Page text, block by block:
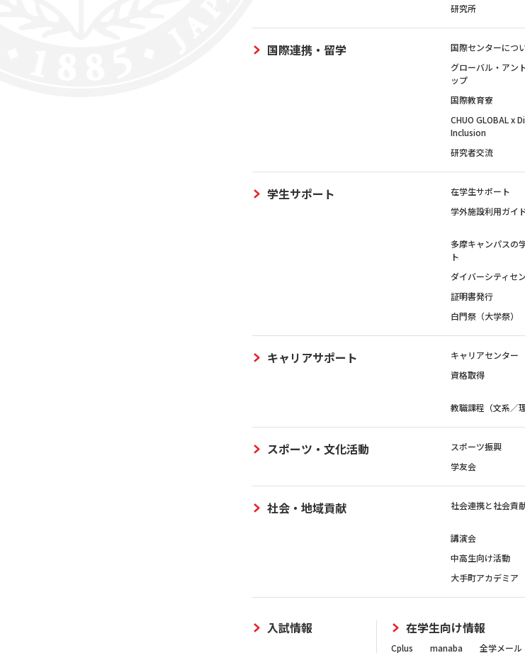
研究所
国際連携・留学 国際センターにつ
グローバル・アン
ップ
国際教育寮
CHUO GLOBAL x
Inclusion
研究者交流
学生サポート 在学生サポート
学外施設利用ガイ
多摩キャンパスの
ト
ダイバーシティセ
証明書発行
白門祭（大学祭）
キャリアサポート キャリアセンター
資格取得
教職課程（文系／理
スポーツ・文化活動 スポーツ振興
学友会
社会・地域貢献 社会連携と社会貢
講演会
中高生向け活動
大手町アカデミア
入試情報 在学生向け情報
Cplus manaba 全学メール